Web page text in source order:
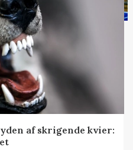
af skrigende kvier: